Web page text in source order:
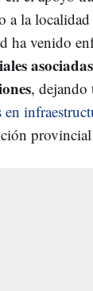
la localidad
ha venido
, dejando
en
provincial